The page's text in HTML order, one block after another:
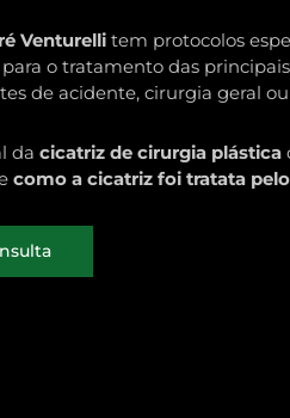
Venturellitem protocolos
o tratamento das
de acidente, cirurgia geral
da cicatriz de cirurgia plástica
como a cicatriz foi tratata